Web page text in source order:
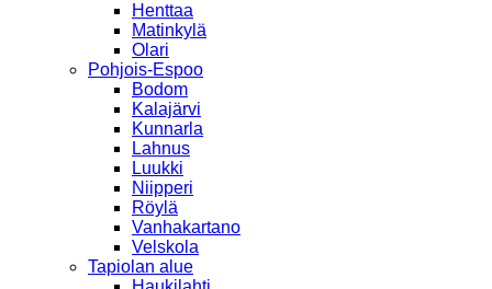
Henttaa
Matinkylä
Olari
Pohjois-Espoo
Bodom
Kalajärvi
Kunnarla
Lahnus
Luukki
Niipperi
Röylä
Vanhakartano
Velskola
Tapiolan alue